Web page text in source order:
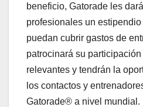
beneficio, Gatorade les
profesionales un
puedan cubrir gastos de
patrocinará su
relevantes y tendrán la
los contactos y
Gatorade® a nivel mundial.